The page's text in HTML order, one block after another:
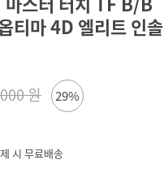
티마 4D 엘리트 인솔
원 29%
시 무료배송